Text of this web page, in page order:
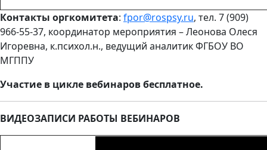
Контакты оргкомитета: fpor@rospsy.ru, тел. 7 (909)
966-55-37, координатор мероприятия – Леонова Олеся
Игоревна, к.психол.н., ведущий аналитик ФГБОУ ВО
МГППУ
Участие в цикле вебинаров бесплатное.
ВИДЕОЗАПИСИ РАБОТЫ ВЕБИНАРОВ